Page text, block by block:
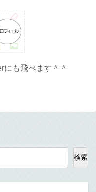
にも飛べます＾＾
検索